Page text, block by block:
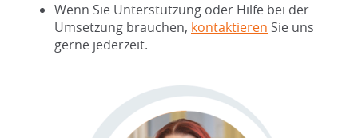
Wenn Sie Unterstützung oder Hilfe bei der
Umsetzung brauchen, kontaktieren Sie uns
gerne jederzeit.